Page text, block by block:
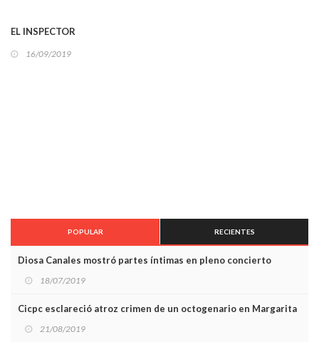
EL INSPECTOR
16/09/2019
POPULAR RECIENTES
Diosa Canales mostró partes íntimas en pleno concierto
18/07/2019
Cicpc esclareció atroz crimen de un octogenario en Margarita
21/08/2019